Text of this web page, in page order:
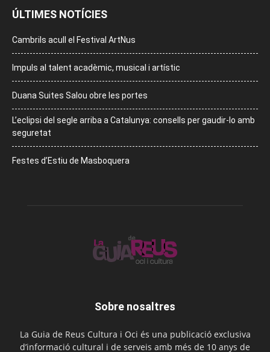
ÚLTIMES NOTÍCIES
Cambrils acull el Festival ArtNus
Impuls al talent acadèmic, musical i artístic
Duana Suites Salou obre les portes
L’eclipsi del segle arriba a Catalunya: consells per gaudir-lo amb
seguretat
Festes d’Estiu de Masboquera
Sobre nosaltres
La Guia de Reus Cultura i Oci és una publicació exclusiva
d’informació cultural i de serveis amb més de 10 anys de